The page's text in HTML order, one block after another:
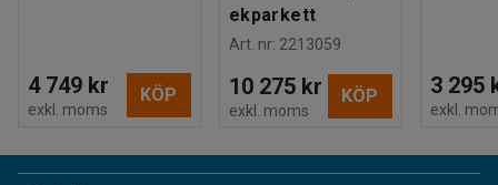
4 749 kr
exkl. moms
KÖP
ekparkett
Art. nr: 2213059
10 275 kr
exkl. moms
KÖP 3 295
exkl.